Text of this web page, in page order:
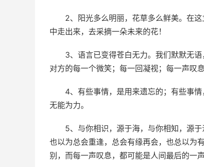
2、阳光多么明丽，花草多么鲜美。在
中走出来，去采摘一朵未来的花！
3、语言已变得苍白无力。我们默默无
对方的每一个微笑；每一回凝视；每一声叹息
4、有些事情，是用来遗忘的；有些事
无能为力。
5、与你相识，源于海，与你相知，源
也以为总会重逢，总会有缘再会，也总以为
别，而每一声叹息，都可能是人间最后的一声